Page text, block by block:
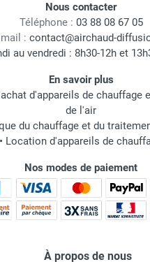
Nous contacter
Téléphone : 03 88 08 67 05
: contact@airchaud-
au vendredi : 8h30-12h et
En savoir plus
d'appareils de chauffage
de l'air
du chauffage et du
• Location d'appareils de
Nos modes de paiement
À propos de nous